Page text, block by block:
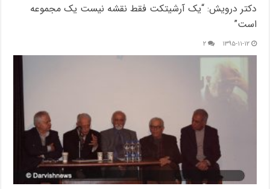
دکتر درویش: “یک آرشیتکت فقط نقشه نیست یک مجموعه
است”
۱۳۹۵-۱۱-۱۲ ۲